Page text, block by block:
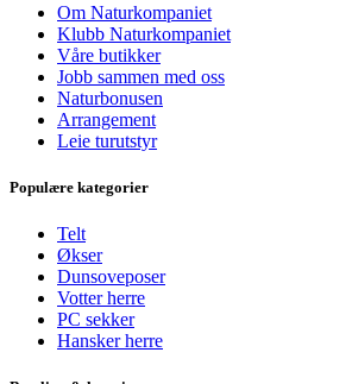
Om Naturkompaniet
Klubb Naturkompaniet
Våre butikker
Jobb sammen med oss
Naturbonusen
Arrangement
Leie turutstyr
Populære kategorier
Telt
Økser
Dunsoveposer
Votter herre
PC sekker
Hansker herre